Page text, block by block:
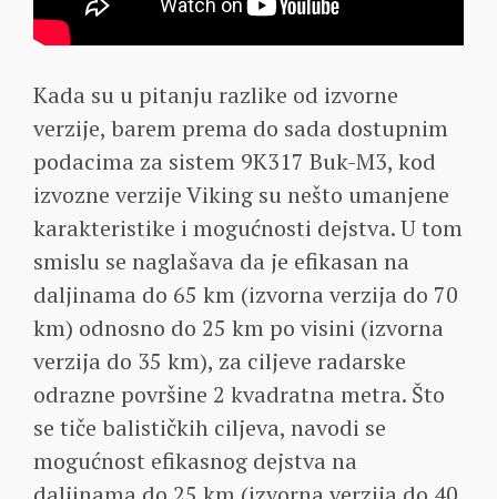
Kada su u pitanju razlike od izvorne
verzije, barem prema do sada dostupnim
podacima za sistem 9K317 Buk-M3, kod
izvozne verzije Viking su nešto umanjene
karakteristike i mogućnosti dejstva. U tom
smislu se naglašava da je efikasan na
daljinama do 65 km (izvorna verzija do 70
km) odnosno do 25 km po visini (izvorna
verzija do 35 km), za ciljeve radarske
odrazne površine 2 kvadratna metra. Što
se tiče balističkih ciljeva, navodi se
mogućnost efikasnog dejstva na